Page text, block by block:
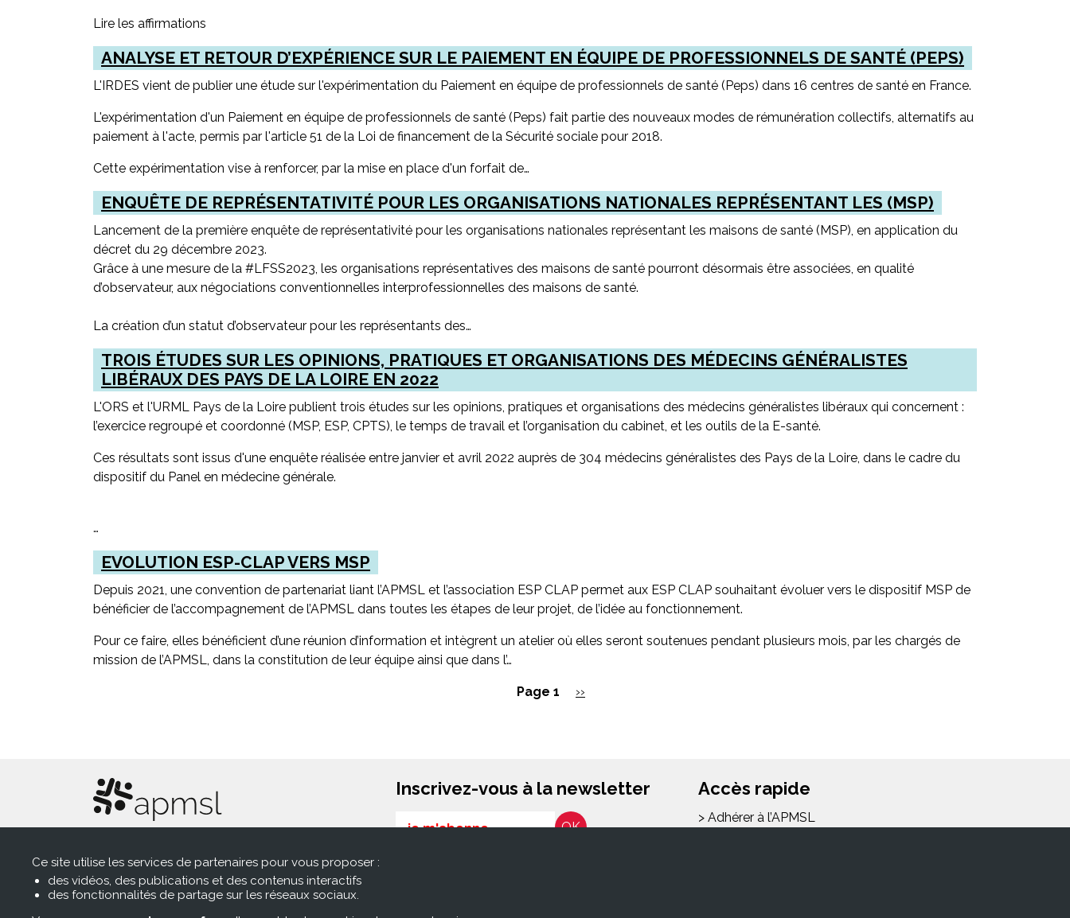
Lire les affirmations
ANALYSE ET RETOUR D’EXPÉRIENCE SUR LE PAIEMENT EN ÉQUIPE DE PROFESSIONNELS DE SANTÉ (PEPS)
L'IRDES vient de publier une étude sur l'expérimentation du Paiement en équipe de professionnels de santé (Peps) dans 16 centres de santé en France.
L'expérimentation d'un Paiement en équipe de professionnels de santé (Peps) fait partie des nouveaux modes de rémunération collectifs, alternatifs au
paiement à l'acte, permis par l'article 51 de la Loi de financement de la Sécurité sociale pour 2018.
Cette expérimentation vise à renforcer, par la mise en place d'un forfait de…
ENQUÊTE DE REPRÉSENTATIVITÉ POUR LES ORGANISATIONS NATIONALES REPRÉSENTANT LES (MSP)
Lancement de la première enquête de représentativité pour les organisations nationales représentant les maisons de santé (MSP), en application du
décret du 29 décembre 2023.
Grâce à une mesure de la #LFSS2023, les organisations représentatives des maisons de santé pourront désormais être associées, en qualité
d’observateur, aux négociations conventionnelles interprofessionnelles des maisons de santé.
La création d’un statut d’observateur pour les représentants des…
TROIS ÉTUDES SUR LES OPINIONS, PRATIQUES ET ORGANISATIONS DES MÉDECINS GÉNÉRALISTES
LIBÉRAUX DES PAYS DE LA LOIRE EN 2022
L'ORS et l'URML Pays de la Loire publient trois études sur les opinions, pratiques et organisations des médecins généralistes libéraux qui concernent :
l’exercice regroupé et coordonné (MSP, ESP, CPTS), le temps de travail et l’organisation du cabinet, et les outils de la E-santé.
Ces résultats sont issus d'une enquête réalisée entre janvier et avril 2022 auprès de 304 médecins généralistes des Pays de la Loire, dans le cadre du
dispositif du Panel en médecine générale.
…
EVOLUTION ESP-CLAP VERS MSP
Depuis 2021, une convention de partenariat liant l’APMSL et l’association ESP CLAP permet aux ESP CLAP souhaitant évoluer vers le dispositif MSP de
bénéficier de l’accompagnement de l’APMSL dans toutes les étapes de leur projet, de l’idée au fonctionnement.
Pour ce faire, elles bénéficient d’une réunion d’information et intègrent un atelier où elles seront soutenues pendant plusieurs mois, par les chargés de
mission de l’APMSL, dans la constitution de leur équipe ainsi que dans l’…
Page 1
Page
››
l’exercice coordonné pluriprofessionnel
en Pays de la Loire
Inscrivez-vous à la newsletter
Email
Accès rapide
> Adhérer à l’APMSL
Ce site utilise les services de partenaires pour vous proposer :
des vidéos, des publications et des contenus interactifs
des fonctionnalités de partage sur les réseaux sociaux.